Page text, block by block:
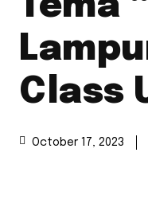
Class
October 17, 2023